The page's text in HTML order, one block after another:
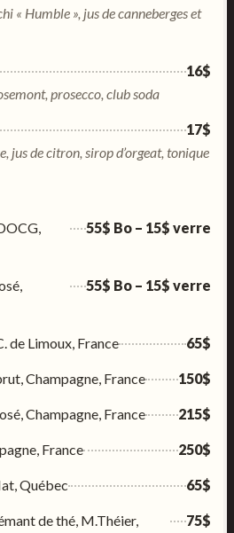
« Humble », jus de canneberges et
16$
prosecco, club soda
17$
jus de citron, sirop d’orgeat, tonique
55$ Bo – 15$ verre
55$ Bo – 15$ verre
de Limoux, France 65$
Champagne, France 150$
Champagne, France 215$
France 250$
Québec 65$
de thé, M.Théier,
75$